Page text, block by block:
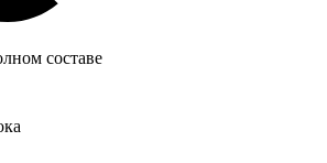
составе